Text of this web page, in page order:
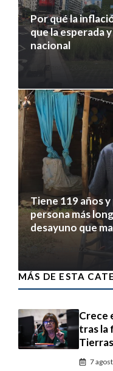
Por qué la
que la esperada
nacional
Tiene 119 años
persona más
desayuno que
MÁS DE ESTA
Crece
tras la
Tierras
7